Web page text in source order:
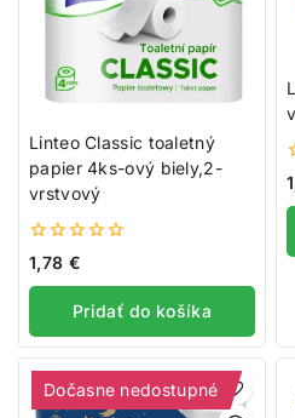
Linteo Classic toaletný
papier 4ks-ový biely,2-
vrstvový
0
5
1,78 €
Pridať do košíka
0
5
Dočasne nedostupné